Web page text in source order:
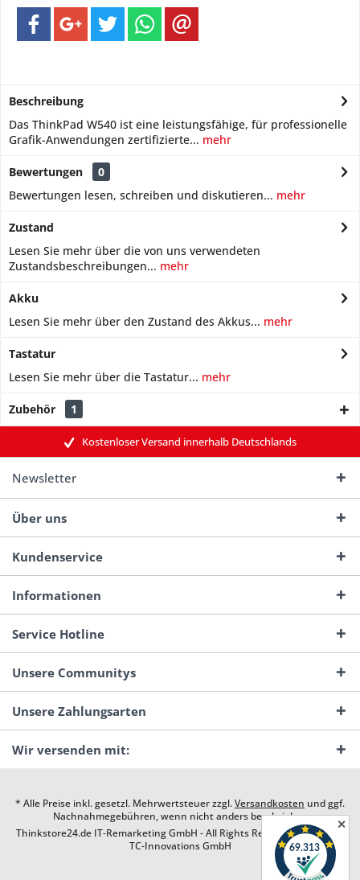
Beschreibung
Das ThinkPad W540 ist eine leistungsfähige, für professionelle
Grafik-Anwendungen zertifizierte... mehr
Bewertungen
0
Bewertungen lesen, schreiben und diskutieren... mehr
Zustand
Lesen Sie mehr über die von uns verwendeten
Zustandsbeschreibungen... mehr
Akku
Lesen Sie mehr über den Zustand des Akkus... mehr
Tastatur
Lesen Sie mehr über die Tastatur... mehr
Zubehör 1
Kostenloser Versand innerhalb Deutschlands
Newsletter
Über uns
Kundenservice
Informationen
Service Hotline
Unsere Communitys
Unsere Zahlungsarten
Wir versenden mit:
* Alle Preise inkl. gesetzl. Mehrwertsteuer zzgl.Versandkosten und ggf.
Nachnahmegebühren, wenn nicht anders beschrieben
Thinkstore24.de IT-Remarketing GmbH - All Rights Reserved. Design by
TC-Innovations GmbH
✕